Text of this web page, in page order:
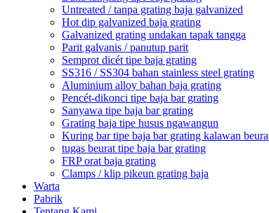
Untreated / tanpa grating baja galvanized
Hot dip galvanized baja grating
Galvanized grating undakan tapak tangga
Parit galvanis / panutup parit
Semprot dicét tipe baja grating
SS316 / SS304 bahan stainless steel grating
Aluminium alloy bahan baja grating
Pencét-dikonci tipe baja bar grating
Sanyawa tipe baja bar grating
Grating baja tipe husus ngawangun
Kuring bar tipe baja bar grating kalawan
tugas beurat tipe baja bar grating
FRP orat baja grating
Clamps / klip pikeun grating baja
Warta
Pabrik